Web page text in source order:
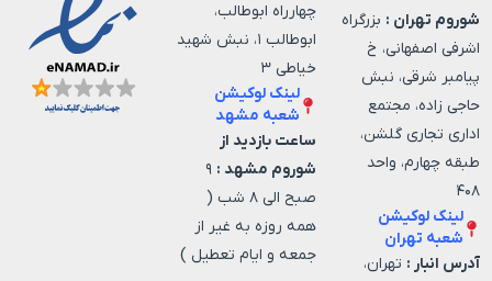
شوروم تهران : بزرگراه
اشرفی اصفهانی، خ
پیامبر شرقی، نبش
حاجی زاده، مجتمع
اداری تجاری گلشن،
طبقه چهارم، واحد
۴۰۸
لینک لوکیشن
شعبه تهران
آدرس انبار : تهران،
چهارراه ابوطالب،
ابوطالب ۱، نبش شهید
خیاطی ۳
لینک لوکیشن
شعبه مشهد
ساعت بازدید از
شوروم مشهد : ۹
صبح الی ۸ شب (
همه روزه به غیر از
جمعه و ایام تعطیل )